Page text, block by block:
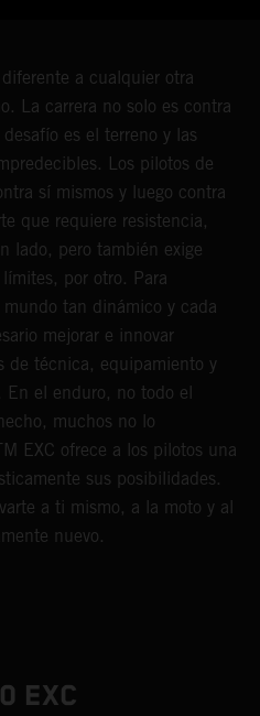
a cualquier otra
La carrera no solo es contra
es el terreno y las
Los pilotos de
sí mismos y luego contra
que requiere resistencia,
lado, pero también exige
por otro. Para
tan dinámico y cada
mejorar e innovar
de técnica, equipamiento y
el enduro, no todo el
muchos no lo
EXC ofrece a los pilotos una
sus posibilidades.
a ti mismo, a la moto y al
nuevo.
EXC